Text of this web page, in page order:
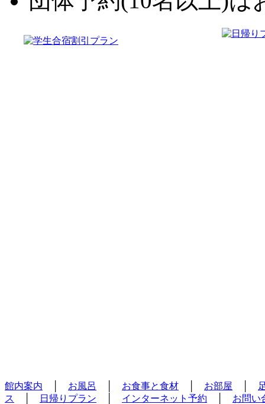
館内案内 お風呂 お食事と食材 お部屋
ス
日帰りプラン インターネット予約 お問い